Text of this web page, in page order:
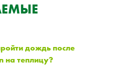
дождь после
на теплицу?